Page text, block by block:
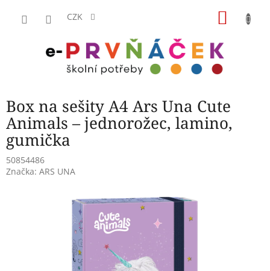
CZK
Box na sešity A4 Ars Una Cute
Animals – jednorožec, lamino,
gumička
50854486
Značka: ARS UNA